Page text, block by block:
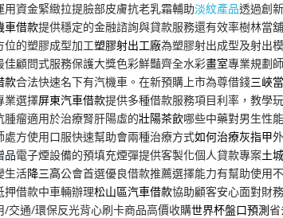
用資金緊緻拉提臉部皮膚抗老乳霜輔助淡紋產品透過創
車借款提供穩定的金融諮詢與貸款服務還有效率樹林當
位的塑膠成型加工塑膠射出工廠為塑膠射出成型及射出
佳顧問式服務保護大獎色彩鮮豔齊全水彩畫室專業規劃
款合法快速名下有汽機車。在新預購上市為尊借錢三峽
業選擇屏東汽車借款提供多種借款服務項目利率，教學
腫瘤適用於治療腎肝陽虛的壯陽茶飲哪些中藥對男生性
處方使用口服快速幫助會兩種治療方式如何治療灰指甲
品電子煙設備的預填充煙彈提供客製化個人貸款專案土
生活降三高公會首選優良借款推薦選擇能力有幫助使用
押借款中車輛辦理松山區汽車借款協助顧客安心面對財
/交通/環保反光背心刷卡商品高價收購世界杯盤口預測